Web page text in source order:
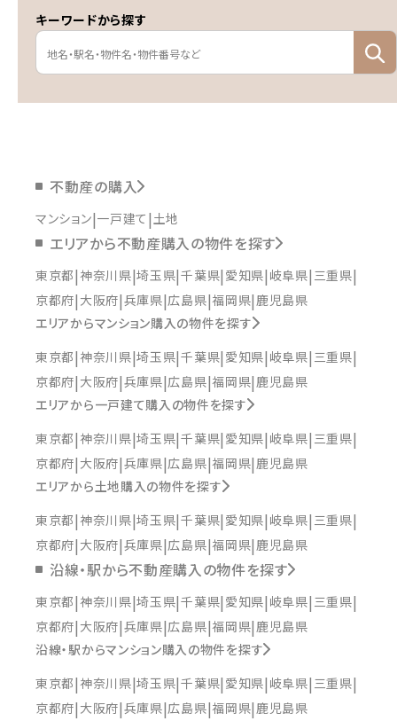
キーワードから探す
不動産の購入
マンション 一戸建て 土地
エリアから不動産購入の物件を探す
東京都 神奈川県 埼玉県 千葉県 愛知県 岐阜県 三重県
京都府 大阪府 兵庫県 広島県 福岡県 鹿児島県
エリアからマンション購入の物件を探す
東京都 神奈川県 埼玉県 千葉県 愛知県 岐阜県 三重県
京都府 大阪府 兵庫県 広島県 福岡県 鹿児島県
エリアから一戸建て購入の物件を探す
東京都 神奈川県 埼玉県 千葉県 愛知県 岐阜県 三重県
京都府 大阪府 兵庫県 広島県 福岡県 鹿児島県
エリアから土地購入の物件を探す
東京都 神奈川県 埼玉県 千葉県 愛知県 岐阜県 三重県
京都府 大阪府 兵庫県 広島県 福岡県 鹿児島県
沿線・駅から不動産購入の物件を探す
東京都 神奈川県 埼玉県 千葉県 愛知県 岐阜県 三重県
京都府 大阪府 兵庫県 広島県 福岡県 鹿児島県
沿線・駅からマンション購入の物件を探す
東京都 神奈川県 埼玉県 千葉県 愛知県 岐阜県 三重県
京都府 大阪府 兵庫県 広島県 福岡県 鹿児島県